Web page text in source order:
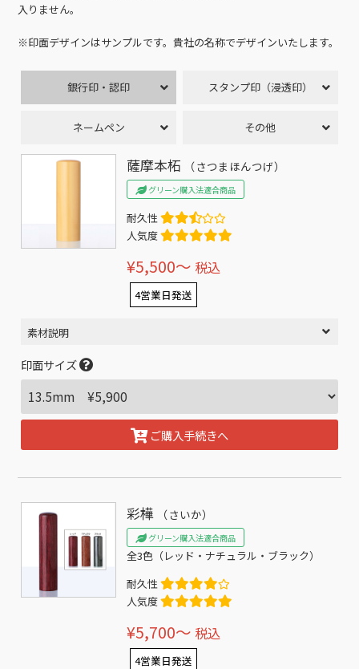
入りません。
※印面デザインはサンプルです。貴社の名称でデザインいたします。
銀行印・認印 スタンプ印（浸透印）
ネームペン その他
薩摩本柘 （さつまほんつげ）
グリーン購入法適合商品
耐久性
人気度
¥5,500〜 税込
4営業日発送
素材説明
印面サイズ
ご購入手続きへ
彩樺 （さいか）
グリーン購入法適合商品
全3色（レッド・ナチュラル・ブラック）
耐久性
人気度
¥5,700〜 税込
4営業日発送